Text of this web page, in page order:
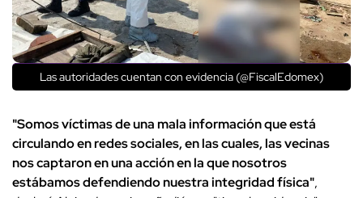
Las autoridades cuentan con evidencia (@FiscalEdomex)
"Somos víctimas de una mala información que está
circulando en redes sociales, en las cuales, las vecinas
nos captaron en una acción en la que nosotros
estábamos defendiendo nuestra integridad física",